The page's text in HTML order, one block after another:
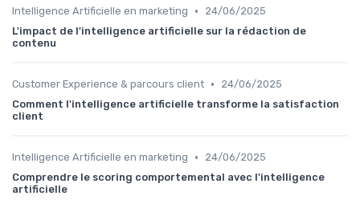
Intelligence Artificielle en marketing •
24/06/2025
L'impact de l'intelligence artificielle sur la rédaction de
contenu
Customer Experience & parcours client •
24/06/2025
Comment l'intelligence artificielle transforme la satisfaction
client
Intelligence Artificielle en marketing •
24/06/2025
Comprendre le scoring comportemental avec l'intelligence
artificielle